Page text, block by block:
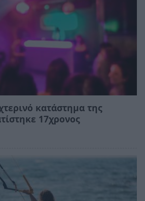
κατάστημα της
17χρονος